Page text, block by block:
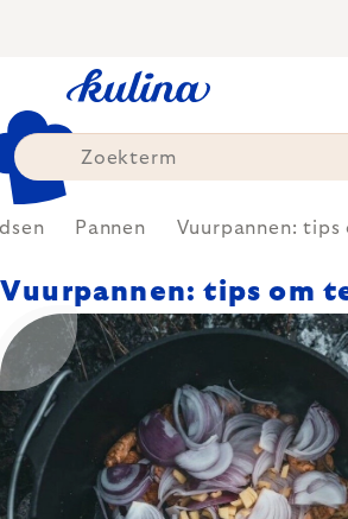
Pannen Vuurpannen: tips
Vuurpannen: tips om